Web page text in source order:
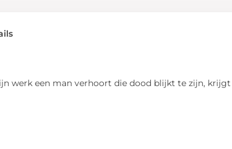
werk een man verhoort die dood blijkt te zijn,